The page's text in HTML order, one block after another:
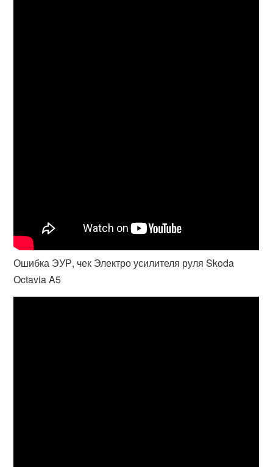
Ошибка ЭУР, чек Электро усилителя руля Skoda
Octavia A5